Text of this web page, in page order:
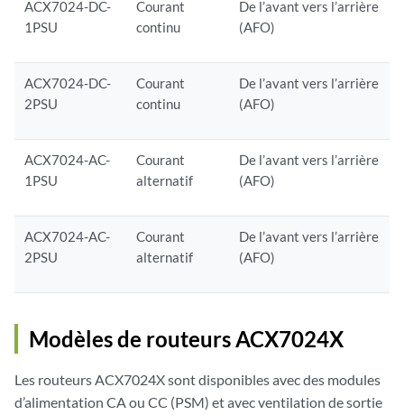
ACX7024-DC-
1PSU
Courant
continu
De l’avant vers l’arrière
(AFO)
ACX7024-DC-
2PSU
Courant
continu
De l’avant vers l’arrière
(AFO)
ACX7024-AC-
1PSU
Courant
alternatif
De l’avant vers l’arrière
(AFO)
ACX7024-AC-
2PSU
Courant
alternatif
De l’avant vers l’arrière
(AFO)
Modèles de routeurs ACX7024X
Les routeurs ACX7024X sont disponibles avec des modules
d’alimentation CA ou CC (PSM) et avec ventilation de sortie